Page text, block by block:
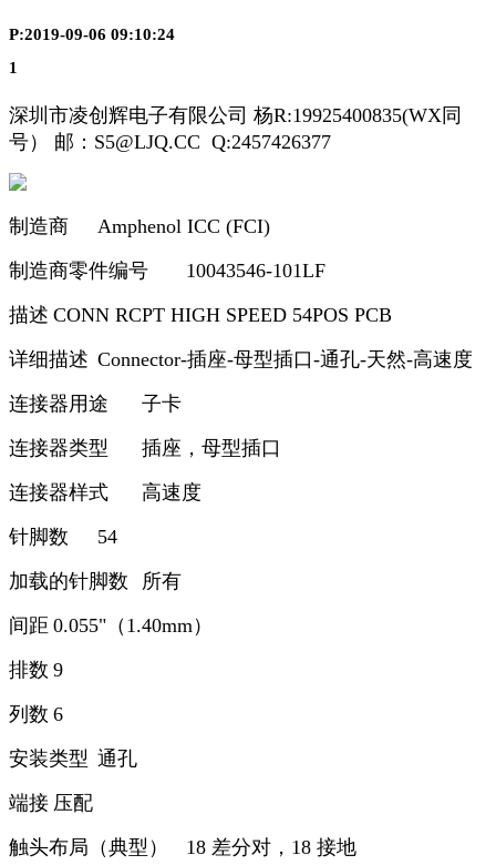
P:2019-09-06 09:10:24
1
深圳市凌创辉电子有限公司 杨R:19925400835(WX同
号） 邮：S5@LJQ.CC Q:2457426377
制造商
Amphenol ICC (FCI)
制造商零件编号
10043546-101LF
描述 CONN RCPT HIGH SPEED 54POS PCB
详细描述 Connector-插座-母型插口-通孔-天然-高速度
连接器用途
子卡
连接器类型
插座，母型插口
连接器样式
高速度
针脚数
54
加载的针脚数
所有
间距 0.055"（1.40mm）
排数 9
列数 6
安装类型 通孔
端接 压配
触头布局（典型）
18 差分对，18 接地